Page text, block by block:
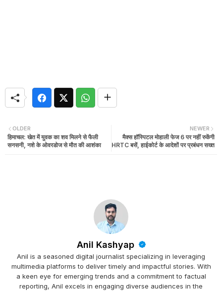
NEWER
मैक्स हॉस्पिटल मोहाली फेज 6 पर नहीं रुकेंगी
HRTC बसें, हाईकोर्ट के आदेशों पर प्रबंधन सख्त
OLDER
हिमाचल: खेत में युवक का शव मिलने से फैली
सनसनी, नशे के ओवरडोज से मौत की आशंका
Anil Kashyap
Anil is a seasoned digital journalist specializing in leveraging
multimedia platforms to deliver timely and impactful stories. With
a keen eye for emerging trends and a commitment to factual
reporting, Anil excels in engaging diverse audiences in the